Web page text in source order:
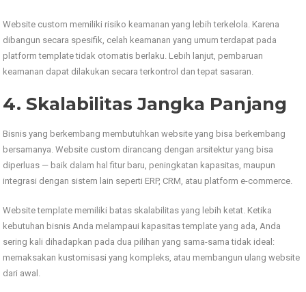
Website custom memiliki risiko keamanan yang lebih terkelola. Karena
dibangun secara spesifik, celah keamanan yang umum terdapat pada
platform template tidak otomatis berlaku. Lebih lanjut, pembaruan
keamanan dapat dilakukan secara terkontrol dan tepat sasaran.
4. Skalabilitas Jangka Panjang
Bisnis yang berkembang membutuhkan website yang bisa berkembang
bersamanya. Website custom dirancang dengan arsitektur yang bisa
diperluas — baik dalam hal fitur baru, peningkatan kapasitas, maupun
integrasi dengan sistem lain seperti ERP, CRM, atau platform e-commerce.
Website template memiliki batas skalabilitas yang lebih ketat. Ketika
kebutuhan bisnis Anda melampaui kapasitas template yang ada, Anda
sering kali dihadapkan pada dua pilihan yang sama-sama tidak ideal:
memaksakan kustomisasi yang kompleks, atau membangun ulang website
dari awal.